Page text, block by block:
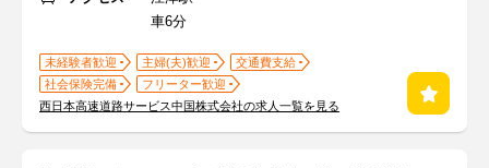
車6分
未経験者歓迎 主婦(夫)歓迎
交通費支給
社会保険完備
フリーター歓迎
西日本高速道路サービス中国株式会社の求人一覧を見る